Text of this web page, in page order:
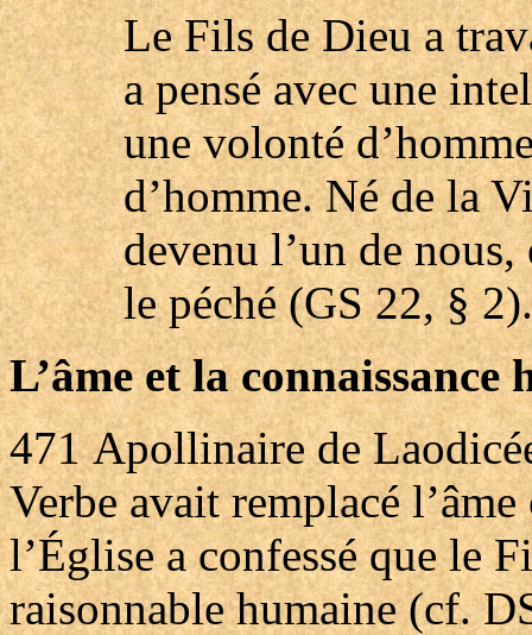
Le Fils de Dieu a
a pensé avec une
une volonté
d’homme. Né de la
devenu l’un de
le péché (GS 22, § 2).
L’âme et la
471 Apollinaire de
Verbe avait remplacé
l’Église a confessé que le
raisonnable humaine (cf.